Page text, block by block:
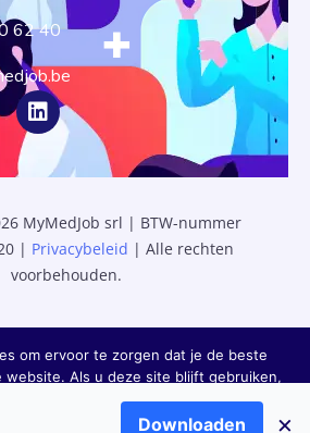
62 40
MyMedJob srl | BTW-nummer
| Privacybeleid | Alle rechten
voorbehouden.
Downloaden ×
om ervoor te zorgen dat je de beste
website. Als u deze site blijft gebruiken,
uit dat u tevreden bent.